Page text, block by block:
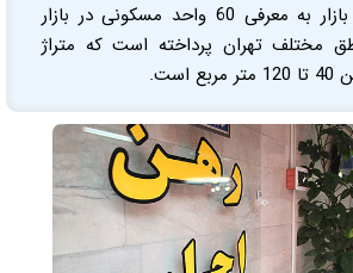
ستون امروز نبض بازار به معرفی 60 واحد مسکونی در بازار
مختلف تهران پرداخته است که متراژ